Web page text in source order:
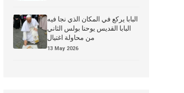
البابا يركع في المكان الذي نجا فيه
البابا القديس يوحنا بولس الثاني
من محاولة اغتيال
13 May 2026